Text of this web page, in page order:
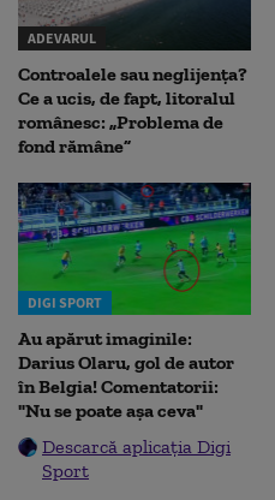
ADEVARUL
Controalele sau neglijența?
Ce a ucis, de fapt, litoralul
românesc: „Problema de
fond rămâne”
DIGI SPORT
Au apărut imaginile:
Darius Olaru, gol de autor
în Belgia! Comentatorii:
"Nu se poate așa ceva"
Descarcă aplicația Digi
Sport